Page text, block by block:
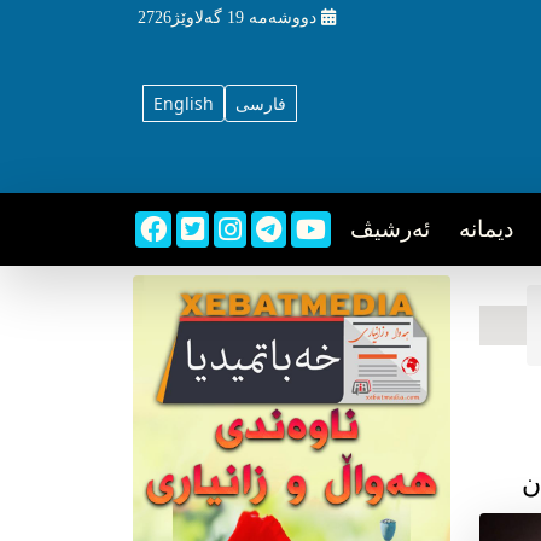
دووشه‌مه‌‌ 19 گه‌لاوێژ2726
English فارسی
دیمانه ئه‌رشیڤ